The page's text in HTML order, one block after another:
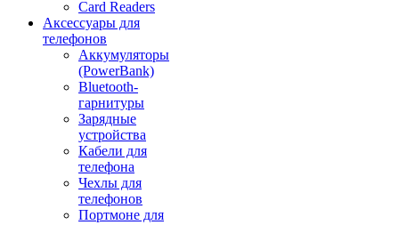
Card Readers
Аксессуары для
телефонов
Аккумуляторы
(PowerBank)
Bluetooth-
гарнитуры
Зарядные
устройства
Кабели для
телефона
Чехлы для
телефонов
Портмоне для